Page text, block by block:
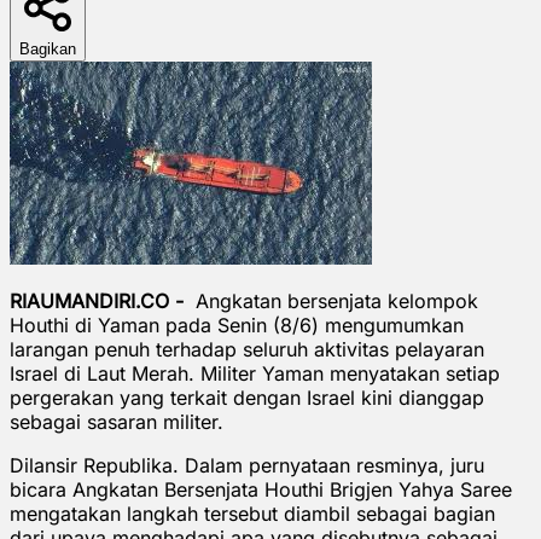
Bagikan
RIAUMANDIRI.CO - Angkatan bersenjata kelompok
Houthi di Yaman pada Senin (8/6) mengumumkan
larangan penuh terhadap seluruh aktivitas pelayaran
Israel di Laut Merah. Militer Yaman menyatakan setiap
pergerakan yang terkait dengan Israel kini dianggap
sebagai sasaran militer.
Dilansir Republika. Dalam pernyataan resminya, juru
bicara Angkatan Bersenjata Houthi Brigjen Yahya Saree
mengatakan langkah tersebut diambil sebagai bagian